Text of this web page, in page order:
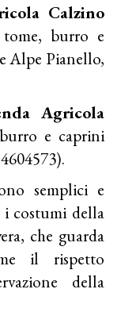
Calzino
burro e
Alpe Pianello,
Agricola
e caprini
semplici e
costumi della
che guarda
il rispetto
della